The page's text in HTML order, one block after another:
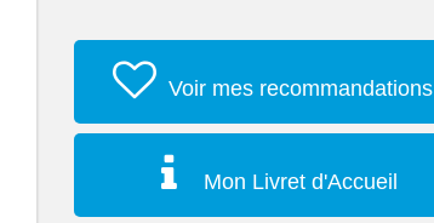
Voir mes recommandations
Mon Livret d'Accueil